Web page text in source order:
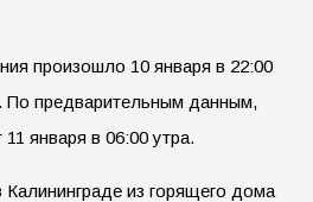
произошло 10 января в 22:00
По предварительным данным,
января в 06:00 утра.
из горящего дома